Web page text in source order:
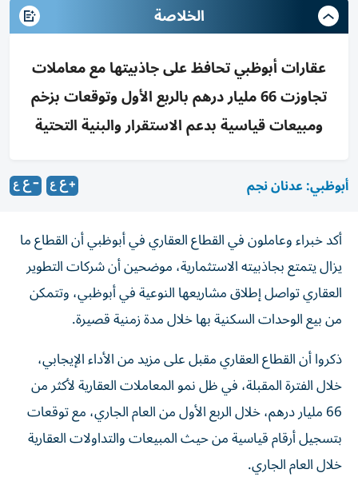
الخلاصة
عقارات أبوظبي تحافظ على جاذبيتها مع معاملات
تجاوزت 66 مليار درهم بالربع الأول وتوقعات بزخم
ومبيعات قياسية بدعم الاستقرار والبنية التحتية
أبوظبي: عدنان نجم
أكد خبراء وعاملون في القطاع العقاري في أبوظبي أن القطاع ما
يزال يتمتع بجاذبيته الاستثمارية، موضحين أن شركات التطوير
العقاري تواصل إطلاق مشاريعها النوعية في أبوظبي، وتتمكن
من بيع الوحدات السكنية بها خلال مدة زمنية قصيرة.
ذكروا أن القطاع العقاري مقبل على مزيد من الأداء الإيجابي،
خلال الفترة المقبلة، في ظل نمو المعاملات العقارية لأكثر من
66 مليار درهم، خلال الربع الأول من العام الجاري، مع توقعات
بتسجيل أرقام قياسية من حيث المبيعات والتداولات العقارية
خلال العام الجاري.